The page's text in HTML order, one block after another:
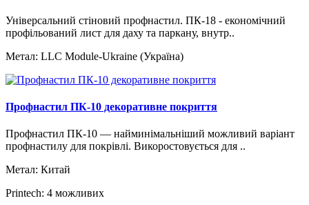
Універсальний стіновий профнастил. ПК-18 - економічний
профільований лист для даху та паркану, внутр..
Метал: LLC Module-Ukraine (Україна)
Профнастил ПК-10 декоративне покриття
Профнастил ПК-10 — найминімальніший можливий варіант
профнастилу для покрівлі. Викоростовується для ..
Метал: Китай
Printech: 4 можливих